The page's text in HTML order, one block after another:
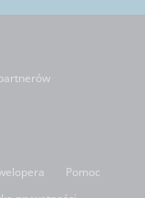
Pomoc